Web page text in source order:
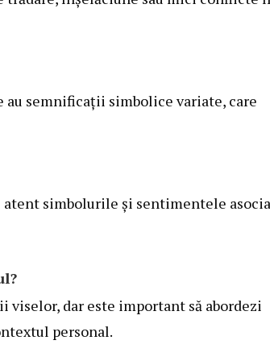
semnificații simbolice variate, care
simbolurile și sentimentele
dar este important să abordezi
personal.